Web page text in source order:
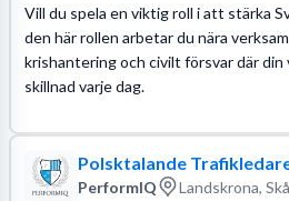
Vill du spela en viktig roll i att stärka
den här rollen arbetar du nära
krishantering och civilt försvar där
skillnad varje dag.
Polsktalande
PerformIQ Landskrona,